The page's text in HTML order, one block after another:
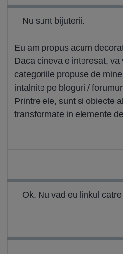
Nu sunt bijuterii.
Eu am propus acum
Daca cineva e interesat,
categoriile propuse de
intalnite pe bloguri /
Printre ele, sunt si obiecte
transformate in elemente
Ok. Nu vad eu linkul